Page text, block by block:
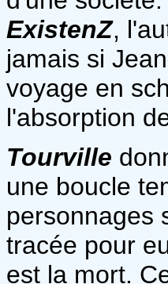
ExistenZ,
jamais si
voyage en
l'absorption
Tourville
une boucle
personnages
tracée pour
est la mort.